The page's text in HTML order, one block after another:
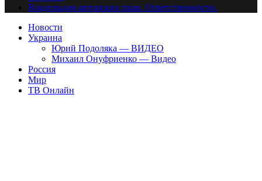
Владельцам авторских прав. Ответственности.
Новости
Украина
Юрий Подоляка — ВИДЕО
Михаил Онуфриенко — Видео
Россия
Мир
ТВ Онлайн